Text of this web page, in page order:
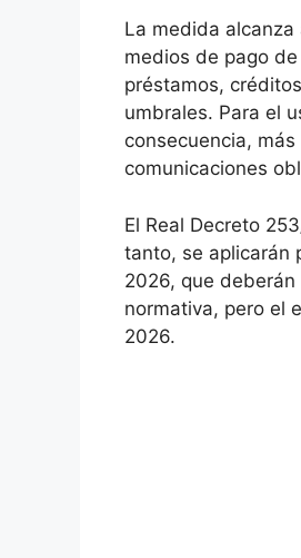
La medida
medios de pago
préstamos,
umbrales. Para el
consecuencia,
comunicaciones
El Real Decreto
tanto, se aplicarán
2026, que
normativa, pero el
2026.